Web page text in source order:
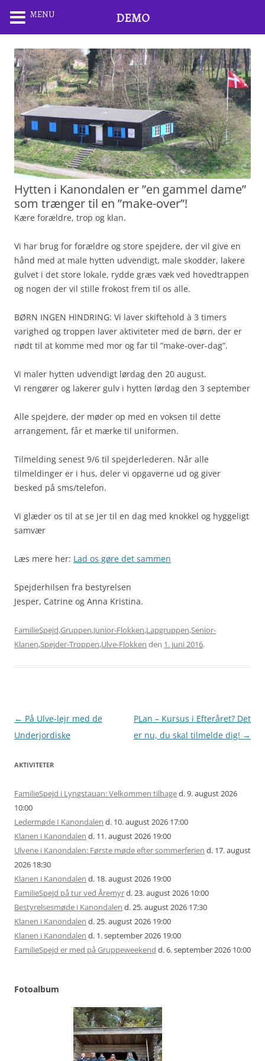
Hytten i Kanondalen er ”en gammel dame”
som trænger til en ”make-over”!
Kære forældre, trop og klan.
Vi har brug for forældre og store spejdere, der vil give en
hånd med at male hytten udvendigt, male skodder, lakere
gulvet i det store lokale, rydde græs væk ved hovedtrappen
og nogen der vil stille frokost frem til os alle.
BØRN INGEN HINDRING: Vi laver skiftehold à 3 timers
varighed og troppen laver aktiviteter med de børn, der er
nødt til at komme med mor og far til ”make-over-dag”.
Vi maler hytten udvendigt lørdag den 20 august.
Vi rengører og lakerer gulv i hytten lørdag den 3 september
Alle spejdere, der møder op med en voksen til dette
arrangement, får et mærke til uniformen.
Tilmelding senest 9/6 til spejderlederen. Når alle
tilmeldinger er i hus, deler vi opgaverne ud og giver
besked på sms/telefon.
Vi glæder os til at se Jer til en dag med knokkel og hyggeligt
samvær
Læs mere her: Lad os gøre det sammen
Spejderhilsen fra bestyrelsen
Jesper, Catrine og Anna Kristina.
FamilieSpejd,Gruppen,Junior-Flokken,Lapgruppen,Senior-
Klanen,Spejder-Troppen,Ulve-Flokken den 1. juni 2016.
Artikel
navigation
← På Ulve-lejr med de
Underjordiske
PLan – Kursus i Efteråret? Det
er nu, du skal tilmelde dig! →
AKTIVITETER
FamilieSpejd i Lyngstauan: Velkommen tilbaged. 9. august 2026
10:00
Ledermøde I Kanondalen d. 10. august 2026 17:00
Klanen i Kanondalen d. 11. august 2026 19:00
Ulvene i Kanondalen: Første møde efter sommerferien d. 17. august
2026 18:30
Klanen i Kanondalen d. 18. august 2026 19:00
FamilieSpejd på tur ved Åremyrd. 23. august 2026 10:00
Bestyrelsesmøde i Kanondalen d. 25. august 2026 17:30
Klanen i Kanondalen d. 25. august 2026 19:00
Klanen i Kanondalen d. 1. september 2026 19:00
FamilieSpejd er med på Gruppeweekend d. 6. september 2026 10:00
Fotoalbum
MENU DEMO